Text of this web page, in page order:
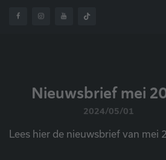
HOME OVER
Nieuwsbrief mei
2024/05/01
Lees hier de nieuwsbrief van mei